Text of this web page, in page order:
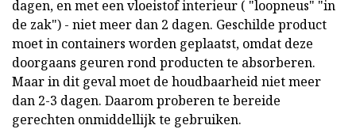
dagen, en met een vloeistof interieur ( "loopneus" "in
de zak") - niet meer dan 2 dagen. Geschilde product
moet in containers worden geplaatst, omdat deze
doorgaans geuren rond producten te absorberen.
Maar in dit geval moet de houdbaarheid niet meer
dan 2-3 dagen. Daarom proberen te bereide
gerechten onmiddellijk te gebruiken.